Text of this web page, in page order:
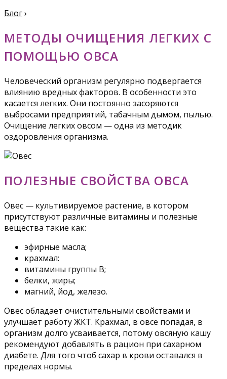
Блог›
МЕТОДЫ ОЧИЩЕНИЯ ЛЕГКИХ С
ПОМОЩЬЮ ОВСА
Человеческий организм регулярно подвергается
влиянию вредных факторов. В особенности это
касается легких. Они постоянно засоряются
выбросами предприятий, табачным дымом, пылью.
Очищение легких овсом — одна из методик
оздоровления организма.
ПОЛЕЗНЫЕ СВОЙСТВА ОВСА
Овес — культивируемое растение, в котором
присутствуют различные витамины и полезные
вещества такие как:
эфирные масла;
крахмал:
витамины группы В;
белки, жиры;
магний, йод, железо.
Овес обладает очистительными свойствами и
улучшает работу ЖКТ. Крахмал, в овсе попадая, в
организм долго усваивается, потому овсяную кашу
рекомендуют добавлять в рацион при сахарном
диабете. Для того чтоб сахар в крови оставался в
пределах нормы.